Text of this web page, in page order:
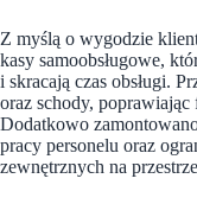
Z myślą o wygodzie
kasy samoobsługowe,
i skracają czas obsługi.
oraz schody,
Dodatkowo
pracy personelu oraz
zewnętrznych na